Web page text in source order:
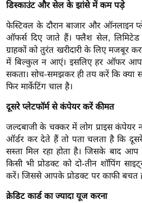
श
ख्सि
य
त
यं
ग
इं
डि
या
सा
हि
त्य
ज
त
डिस्काउंट और सेल के झांसे में कम पड़े
फेस्टिवल के दौरान बाजार और ऑनलाइन
ऑफर्स दिए जाते हैं। फ्लैश सेल, लिमिटेड
ग्राहकों को तुरंत खरीदारी के लिए मजबूर
में बिल्कुल न आएं। इसलिए हर ऑफर
सकता। सोच-समझकर ही तय करें कि क्या
फिर मार्केटिंग चाल है।
दूसरे प्लेटफॉर्म से कंपेयर करें कीमत
जल्दबाजी के चक्कर में लोग प्राइस कंपेयर
ऑर्डर कर देते हैं तो पता चलता है कि
सस्ता मिल रहा होता है। जिसके बाद
किसी भी प्रोडक्ट को दो-तीन शॉपिंग
करें। जिससे आपके प्रोडक्ट पर काफी बचत
क्रेडिट कार्ड का ज्यादा यूज करना